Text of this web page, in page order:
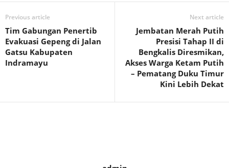
Previous article
Tim Gabungan Penertib
Evakuasi Gepeng di Jalan
Gatsu Kabupaten
Indramayu
Next article
Jembatan Merah Putih
Presisi Tahap II di
Bengkalis Diresmikan,
Akses Warga Ketam Putih
– Pematang Duku Timur
Kini Lebih Dekat